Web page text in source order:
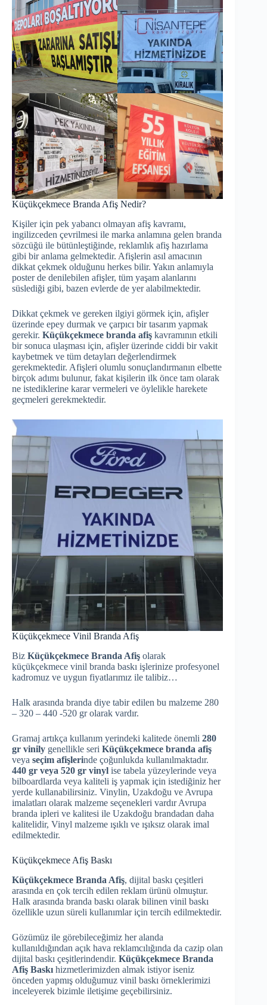
Küçükçekmece Branda Afiş Nedir?
Kişiler için pek yabancı olmayan afiş kavramı,
ingilizceden çevrilmesi ile marka anlamına gelen branda
sözcüğü ile bütünleştiğinde, reklamlık afiş hazırlama
gibi bir anlama gelmektedir. Afişlerin asıl amacının
dikkat çekmek olduğunu herkes bilir. Yakın anlamıyla
poster de denilebilen afişler, tüm yaşam alanlarını
süslediği gibi, bazen evlerde de yer alabilmektedir.
Dikkat çekmek ve gereken ilgiyi görmek için, afişler
üzerinde epey durmak ve çarpıcı bir tasarım yapmak
gerekir. Küçükçekmece branda afiş kavramının etkili
bir sonuca ulaşması için, afişler üzerinde ciddi bir vakit
kaybetmek ve tüm detayları değerlendirmek
gerekmektedir. Afişleri olumlu sonuçlandırmanın elbette
birçok adımı bulunur, fakat kişilerin ilk önce tam olarak
ne istediklerine karar vermeleri ve öylelikle harekete
geçmeleri gerekmektedir.
Küçükçekmece Vinil Branda Afiş
Biz Küçükçekmece Branda Afiş olarak
küçükçekmece vinil branda baskı işlerinize profesyonel
kadromuz ve uygun fiyatlarımız ile talibiz…
Halk arasında branda diye tabir edilen bu malzeme 280
– 320 – 440 -520 gr olarak vardır.
Gramaj artıkça kullanım yerindeki kalitede önemli 280
gr vinily genellikle seri Küçükçekmece branda afiş
veya seçim afişlerinde çoğunlukda kullanılmaktadır.
440 gr veya 520 gr vinyl ise tabela yüzeylerinde veya
bilboardlarda veya kaliteli iş yapmak için istediğiniz her
yerde kullanabilirsiniz. Vinylin, Uzakdoğu ve Avrupa
imalatları olarak malzeme seçenekleri vardır Avrupa
branda ipleri ve kalitesi ile Uzakdoğu brandadan daha
kalitelidir, Vinyl malzeme ışıklı ve ışıksız olarak imal
edilmektedir.
Küçükçekmece Afiş Baskı
Küçükçekmece Branda Afiş, dijital baskı çeşitleri
arasında en çok tercih edilen reklam ürünü olmuştur.
Halk arasında branda baskı olarak bilinen vinil baskı
özellikle uzun süreli kullanımlar için tercih edilmektedir.
Gözümüz ile görebileceğimiz her alanda
kullanıldığından açık hava reklamcılığında da cazip olan
dijital baskı çeşitlerindendir. Küçükçekmece Branda
Afiş Baskı hizmetlerimizden almak istiyor iseniz
önceden yapmış olduğumuz vinil baskı örneklerimizi
inceleyerek bizimle iletişime geçebilirsiniz.